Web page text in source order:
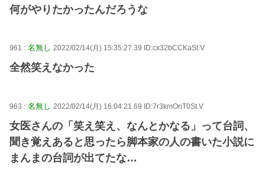
何がやりたかったんだろうな
961 : 名無し 2022/02/14(月) 15:35:27.39 ID:cx32bCCKaSt.V
全然笑えなかった
963 : 名無し 2022/02/14(月) 16:04:21.69 ID:7r3kmOnT0St.V
女医さんの「笑え笑え、なんとかなる」って台詞、
聞き覚えあると思ったら脚本家の人の書いた小説に
まんまの台詞が出てたな…